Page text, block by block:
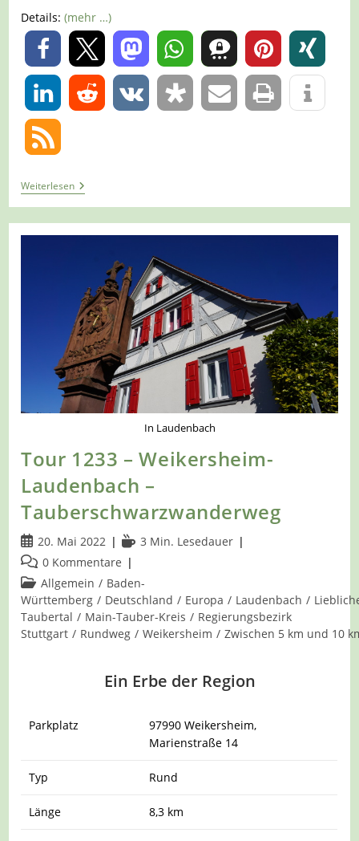
Details:(mehr …)
0
0
WeiterlesenTour
1235
–
Markelsheim
–
Rund
Um
Den
Tauberberg
In Laudenbach
Tour 1233 – Weikersheim-
Laudenbach –
Tauberschwarzwanderweg
Beitrag
veröffentlicht:
20. Mai 2022 Lesedauer:
3 Min. Lesedauer
Beitrags-
Kommentare:
0 Kommentare
Beitrags-
Kategorie:
Allgemein / Baden-
Württemberg / Deutschland / Europa / Laudenbach /
Taubertal / Main-Tauber-Kreis / Regierungsbezirk
Stuttgart / Rundweg / Weikersheim / Zwischen 5 km und 10
Ein Erbe der Region
Parkplatz
97990 Weikersheim,
Marienstraße 14
Typ Rund
Länge 8,3 km